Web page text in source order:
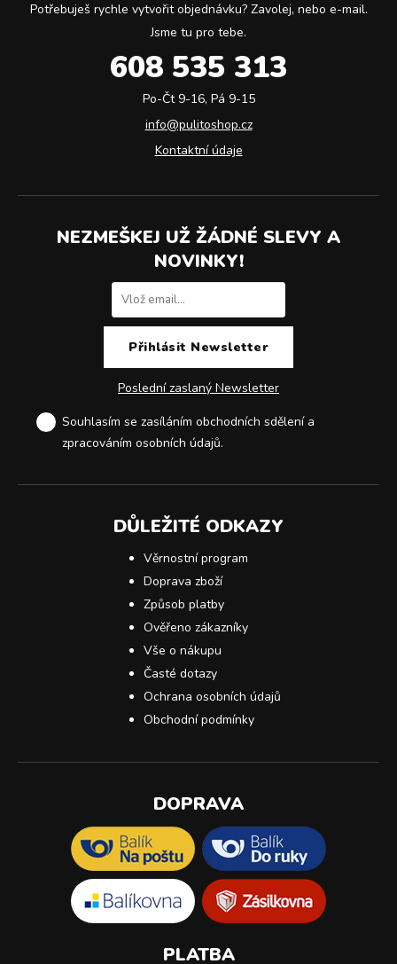
Potřebuješ rychle vytvořit objednávku? Zavolej, nebo e-mail.
Jsme tu pro tebe.
608 535 313
Po-Čt 9-16, Pá 9-15
info@pulitoshop.cz
Kontaktní údaje
NEZMEŠKEJ UŽ ŽÁDNÉ SLEVY A
NOVINKY!
Poslední zaslaný Newsletter
Souhlasím se zasíláním obchodních sdělení a
zpracováním osobních údajů.
DŮLEŽITÉ ODKAZY
Věrnostní program
Doprava zboží
Způsob platby
Ověřeno zákazníky
Vše o nákupu
Časté dotazy
Ochrana osobních údajů
Obchodní podmínky
DOPRAVA
PLATBA